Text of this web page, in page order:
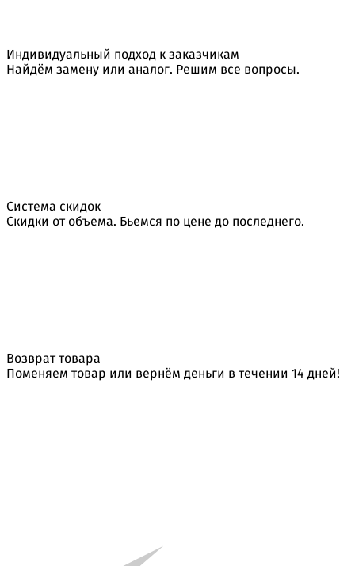
Индивидуальный подход к заказчикам
Найдём замену или аналог. Решим все вопросы.
Система скидок
Скидки от объема. Бьемся по цене до последнего.
Возврат товара
Поменяем товар или вернём деньги в течении 14 дней!